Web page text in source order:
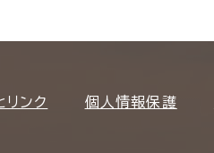
リンク 個人情報保護